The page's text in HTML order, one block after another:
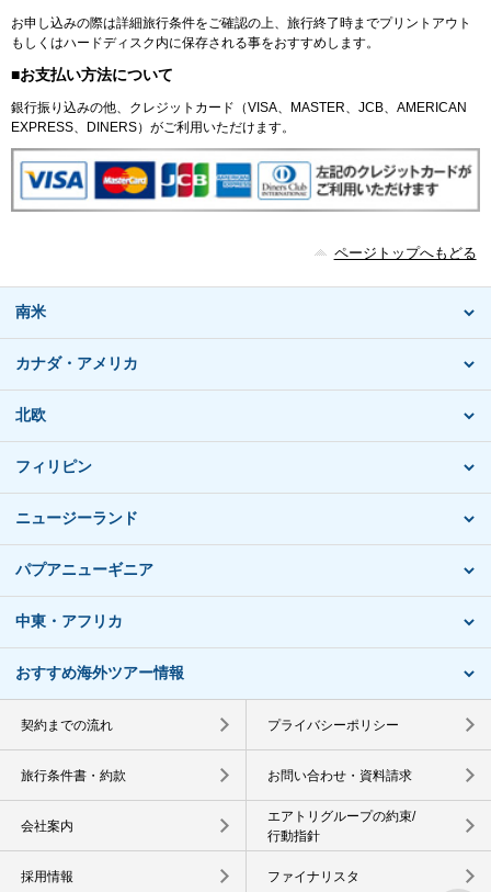
お申し込みの際は詳細旅行条件をご確認の上、旅行終了時までプリントアウト
もしくはハードディスク内に保存される事をおすすめします。
■お支払い方法について
銀行振り込みの他、クレジットカード（VISA、MASTER、JCB、AMERICAN
EXPRESS、DINERS）がご利用いただけます。
ページトップへもどる
南米
カナダ・アメリカ
北欧
フィリピン
ニュージーランド
パプアニューギニア
中東・アフリカ
おすすめ海外ツアー情報
契約までの流れ プライバシーポリシー
旅行条件書・約款 お問い合わせ・資料請求
会社案内
エアトリグループの約束/
行動指針
採用情報 ファイナリスタ